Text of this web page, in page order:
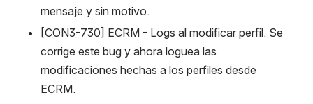
mensaje y sin motivo.
[CON3-730] ECRM - Logs al modificar perfil. Se
corrige este bug y ahora loguea las
modificaciones hechas a los perfiles desde
ECRM.